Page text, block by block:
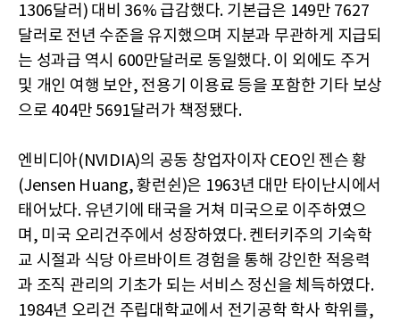
1306달러) 대비 36% 급감했다. 기본급은 149만 7627
달러로 전년 수준을 유지했으며 지분과 무관하게 지급되
는 성과급 역시 600만달러로 동일했다. 이 외에도 주거
및 개인 여행 보안, 전용기 이용료 등을 포함한 기타 보상
으로 404만 5691달러가 책정됐다.
엔비디아(NVIDIA)의 공동 창업자이자 CEO인 젠슨 황
(Jensen Huang, 황런쉰)은 1963년 대만 타이난시에서
태어났다. 유년기에 태국을 거쳐 미국으로 이주하였으
며, 미국 오리건주에서 성장하였다. 켄터키주의 기숙학
교 시절과 식당 아르바이트 경험을 통해 강인한 적응력
과 조직 관리의 기초가 되는 서비스 정신을 체득하였다.
1984년 오리건 주립대학교에서 전기공학 학사 학위를,